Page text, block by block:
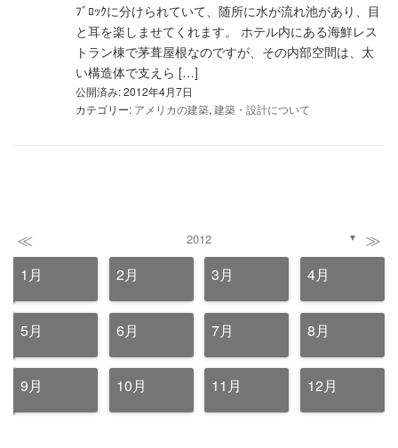
ﾌﾞﾛｯｸに分けられていて、随所に水が流れ池があり、目
と耳を楽しませてくれます。 ホテル内にある海鮮レス
トラン棟で茅葺屋根なのですが、その内部空間は、太
い構造体で支えら […]
公開済み: 2012年4月7日
カテゴリー: アメリカの建築, 建築・設計について
≪ 2012 ▼ ≫
1月 2月 3月 4月
5月 6月 7月 8月
9月 10月 11月 12月